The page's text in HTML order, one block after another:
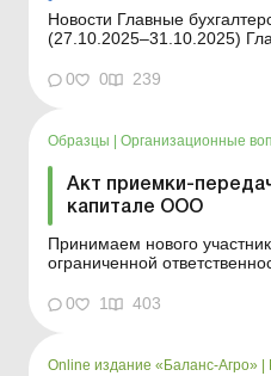
Новости Главные бухгалтерские новости недели
(27.10.2025–31.10.2025) Главные новости о важнейших
ежедневно Содержание номера
0 0 239
Образцы Организационные
Акт приемки-
капитале ООО
Принимаем нового
ограниченной
загрузки См. также: Решение участника ООО о
внесении изменений в
0 1 403
Online издание «Баланс-Агро»